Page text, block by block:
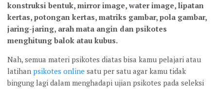
konstruksi bentuk, mirror image, water image, lipatan
kertas, potongan kertas, matriks gambar, pola gambar,
jaring-jaring, arah mata angin dan psikotes
menghitung balok atau kubus.
Nah, semua materi psikotes diatas bisa kamu pelajari atau
latihan psikotes online satu per satu agar kamu tidak
bingung lagi dalam menghadapi ujian psikotes pada seleksi